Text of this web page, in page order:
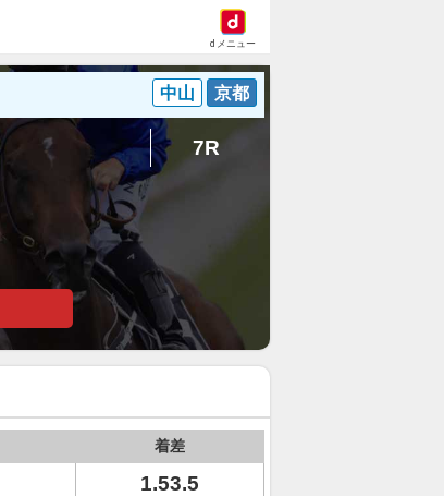
dメニュー
中山 京都
7R
着差
1.53.5